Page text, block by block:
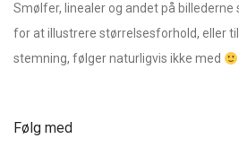
Smølfer, linealer og andet på billederne
for at illustrere størrelsesforhold, eller
stemning, følger naturligvis ikke med
Følg med